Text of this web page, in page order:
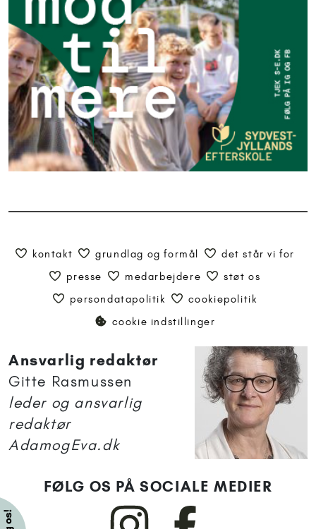
kontakt grundlag og formål
det står vi for
presse
medarbejdere
støt os
persondatapolitik
cookiepolitik
cookie indstillinger
Ansvarlig redaktør
Gitte Rasmussen
leder og ansvarlig
redaktør
AdamogEva.dk
FØLG OS PÅ SOCIALE MEDIER